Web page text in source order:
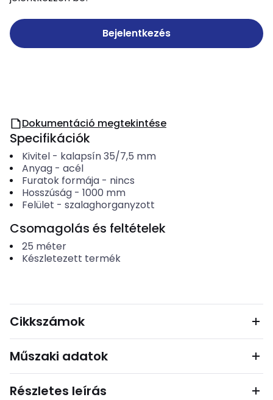
Bejelentkezés
Dokumentáció megtekintése
Specifikációk
Kivitel- kalapsín 35/7,5 mm
Anyag- acél
Furatok formája- nincs
Hosszúság- 1000 mm
Felület - szalaghorganyzott
Csomagolás és feltételek
25 méter
Készletezett termék
Cikkszámok
Műszaki adatok
Részletes leírás